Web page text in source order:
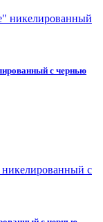
с чернью